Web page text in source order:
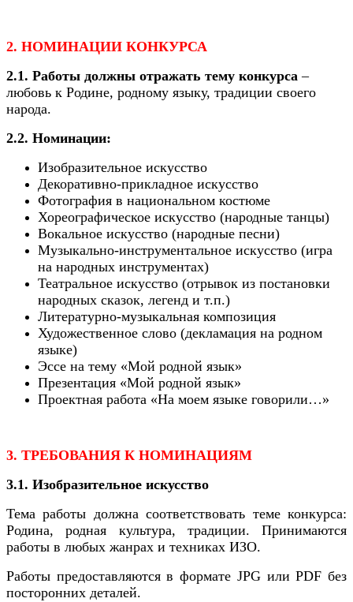
2. НОМИНАЦИИ КОНКУРСА
2.1. Работы должны отражать тему конкурса –
любовь к Родине, родному языку, традиции своего
народа.
2.2. Номинации:
Изобразительное искусство
Декоративно-прикладное искусство
Фотография в национальном костюме
Хореографическое искусство (народные танцы)
Вокальное искусство (народные песни)
Музыкально-инструментальное искусство (игра
на народных инструментах)
Театральное искусство (отрывок из постановки
народных сказок, легенд и т.п.)
Литературно-музыкальная композиция
Художественное слово (декламация на родном
языке)
Эссе на тему «Мой родной язык»
Презентация «Мой родной язык»
Проектная работа «На моем языке говорили…»
3. ТРЕБОВАНИЯ К НОМИНАЦИЯМ
3.1. Изобразительное искусство
Тема работы должна соответствовать теме конкурса:
Родина, родная культура, традиции. Принимаются
работы в любых жанрах и техниках ИЗО.
Работы предоставляются в формате JPG или PDF без
посторонних деталей.